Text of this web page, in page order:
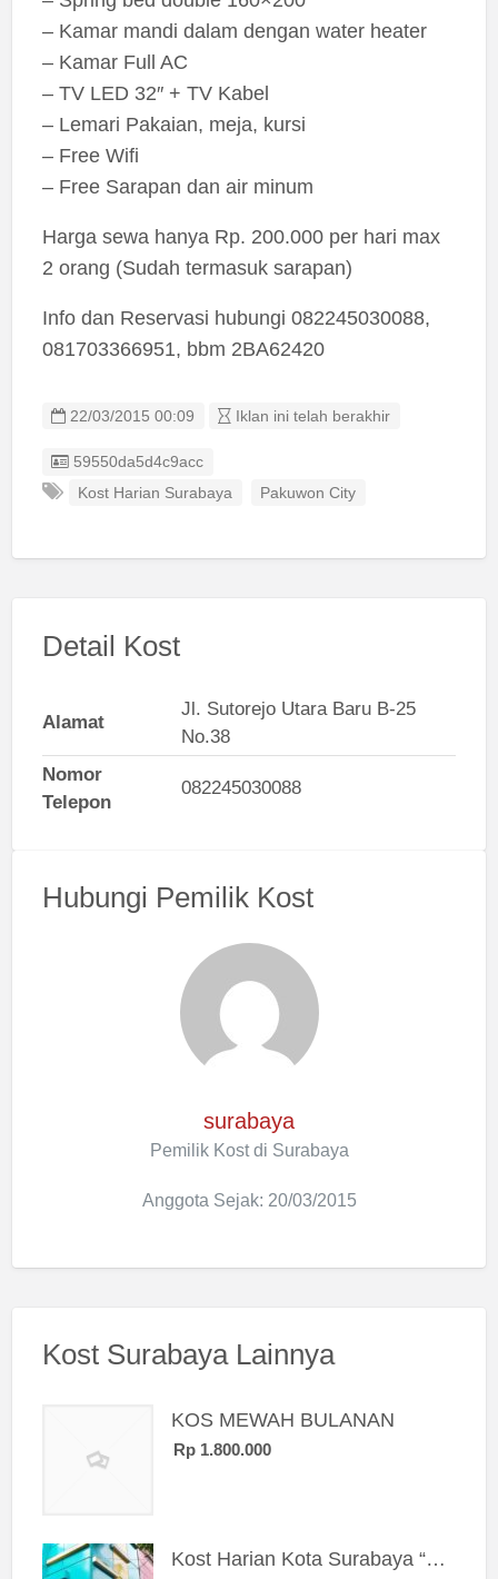
– Kamar mandi dalam dengan water heater
– Kamar Full AC
– TV LED 32″ + TV Kabel
– Lemari Pakaian, meja, kursi
– Free Wifi
– Free Sarapan dan air minum
Harga sewa hanya Rp. 200.000 per hari max
2 orang (Sudah termasuk sarapan)
Info dan Reservasi hubungi 082245030088,
081703366951, bbm 2BA62420
22/03/2015 00:09 Iklan ini telah berakhir
Listing ID
59550da5d4c9acc
Kost Harian Surabaya
Pakuwon City
Detail Kost
Alamat
Jl. Sutorejo Utara Baru B-25
No.38
Nomor
Telepon
082245030088
Hubungi Pemilik Kost
surabaya
Pemilik Kost di Surabaya
Anggota Sejak: 20/03/2015
Kost Surabaya Lainnya
KOS MEWAH BULANAN
Rp 1.800.000
Kost Harian Kota Surabaya “Sierra Kost”